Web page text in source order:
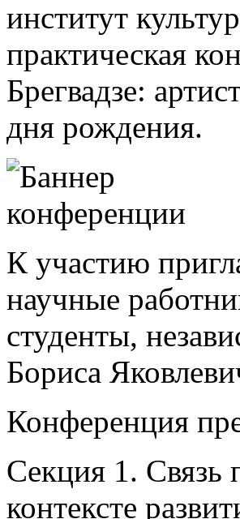
институт
практическая
Брегвадзе:
дня рождения.
К участию
научные
студенты,
Бориса
Конференция
Секция 1. Связь
контексте